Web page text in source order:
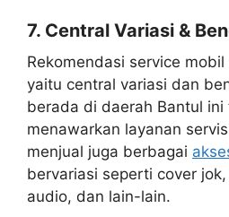
7. Central Variasi &
Rekomendasi service
yaitu central variasi dan
berada di daerah Bantul ini
menawarkan layanan
menjual juga berbagai
bervariasi seperti cover
audio, dan lain-lain.